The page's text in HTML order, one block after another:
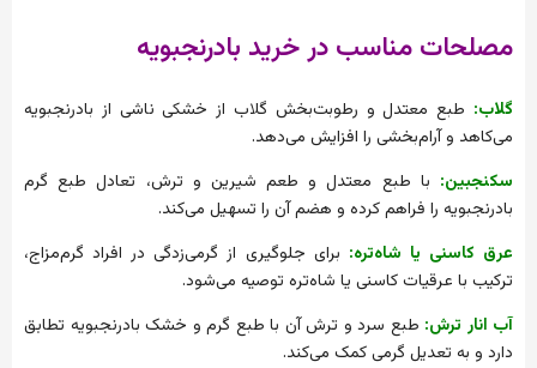
مصلحات مناسب در خرید بادرنجبویه
گلاب: طبع معتدل و رطوبت‌بخش گلاب از خشکی ناشی از بادرنجبویه
می‌کاهد و آرام‌بخشی را افزایش می‌دهد.
سکنجبین: با طبع معتدل و طعم شیرین و ترش، تعادل طبع گرم
بادرنجبویه را فراهم کرده و هضم آن را تسهیل می‌کند.
عرق کاسنی یا شاه‌تره: برای جلوگیری از گرمی‌زدگی در افراد گرم‌مزاج،
ترکیب با عرقیات کاسنی یا شاه‌تره توصیه می‌شود.
آب انار ترش: طبع سرد و ترش آن با طبع گرم و خشک بادرنجبویه تطابق
دارد و به تعدیل گرمی کمک می‌کند.